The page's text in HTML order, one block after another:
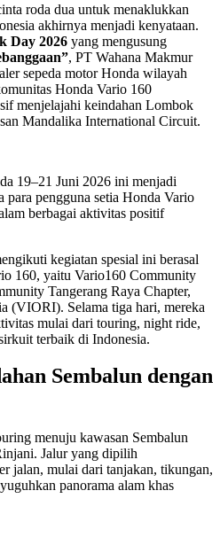
roda dua untuk menaklukkan
akhirnya menjadi kenyataan.
Day 2026 yang mengusung
, PT Wahana Makmur
sepeda motor Honda wilayah
Honda Vario 160
menjelajahi keindahan Lombok
Mandalika International Circuit.
19–21 Juni 2026 ini menjadi
para pengguna setia Honda Vario
berbagai aktivitas positif
kegiatan spesial ini berasal
160, yaitu Vario160 Community
Tangerang Raya Chapter,
(VIORI). Selama tiga hari, mereka
mulai dari touring, night ride,
terbaik di Indonesia.
Sembalun dengan
menuju kawasan Sembalun
Jalur yang dipilih
jalan, mulai dari tanjakan, tikungan,
panorama alam khas